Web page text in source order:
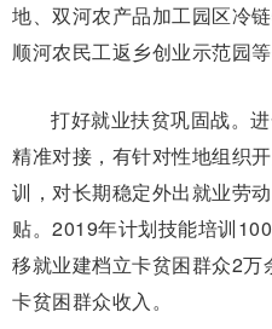
地、双河农产品加工园区冷
顺河农民工返乡创业示范园
打好就业扶贫巩固战。
精准对接，有针对性地组织
训，对长期稳定外出就业劳
贴。2019年计划技能培训
移就业建档立卡贫困群众2
卡贫困群众收入。